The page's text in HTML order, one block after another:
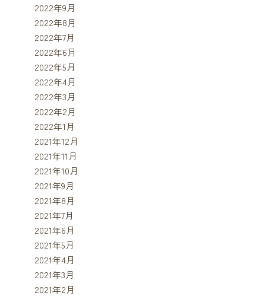
2022年9月
2022年8月
2022年7月
2022年6月
2022年5月
2022年4月
2022年3月
2022年2月
2022年1月
2021年12月
2021年11月
2021年10月
2021年9月
2021年8月
2021年7月
2021年6月
2021年5月
2021年4月
2021年3月
2021年2月